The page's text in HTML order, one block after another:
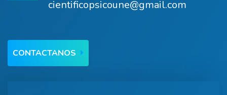
cientificopsicoune@gmail.com
CONTACTANOS